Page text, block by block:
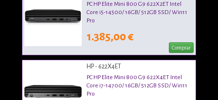
PC HP Elite Mini 800 G9 622X2ET Intel
Core i5-14500/ 16GB/ 512GB SSD/ Win11
Pro
1.385,00 €
Comprar
HP - 622X4ET
PC HP Elite Mini 800 G9 622X4ET Intel
Core i7-14700/ 16GB/ 512GB SSD/ Win11
Pro